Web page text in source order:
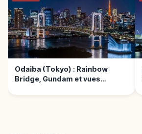
Odaiba (Tokyo) : Rainbow
Bridge, Gundam et vues